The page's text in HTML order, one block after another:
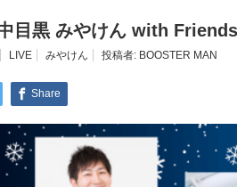
目黒 みやけん with
LIVE みやけん 投稿者: BOOSTER MAN
Share